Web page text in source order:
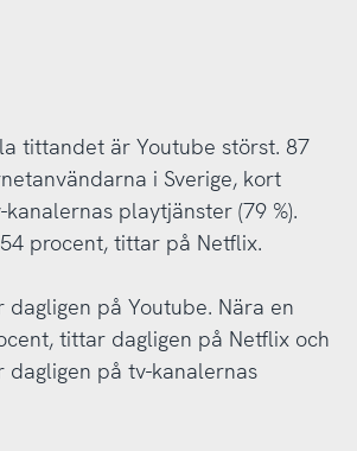
tittandet är Youtube störst. 87
i Sverige, kort
playtjänster (79 %).
procent, tittar på Netflix.
på Youtube. Nära en
tittar dagligen på Netflix och
dagligen på tv-kanalernas